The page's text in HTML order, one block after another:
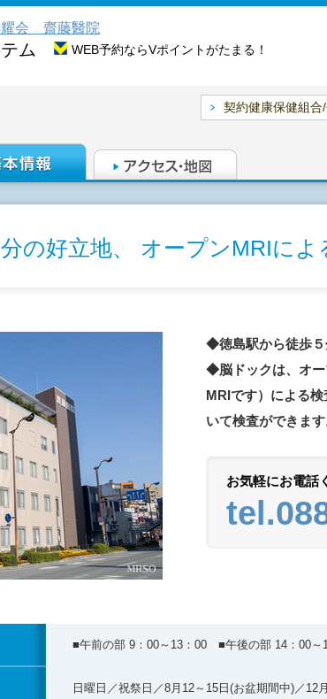
耀会 齋藤醫院
ム WEB予約ならVポイントがたまる！
契約健康保健組
の好立地、 オープンMRIによ
◆徳島駅から徒歩５
◆脳ドックは、オー
MRIです）による
いて検査ができます
お気軽にお電話
■午前の部 9：00～13：00 ■午後の部 14：00～
日曜日／祝祭日／8月12～15日(お盆期間中)／12